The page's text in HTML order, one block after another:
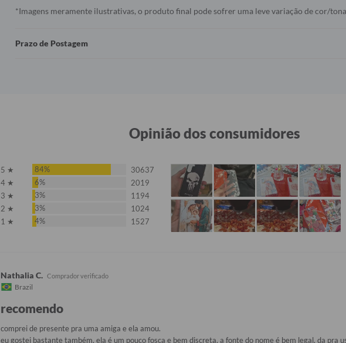
*Imagens meramente ilustrativas, o produto final pode sofrer uma leve variação de cor/
Prazo de Postagem
Opinião dos consumidores
5 ★ 84%
30637
4 ★
6%
2019
3 ★
3%
1194
2 ★
3%
1024
1 ★
4% 1527
Nathalia C.
Brazil
recomendo
comprei de presente pra uma amiga e ela amou.
eu gostei bastante também, ela é um pouco fosca e bem discreta, a fonte do nome é bem legal, da pra